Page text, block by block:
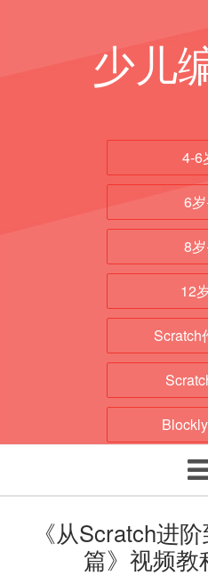
少儿
4-6
6
8
12
Scratch
《从Scratch进
篇》视频教